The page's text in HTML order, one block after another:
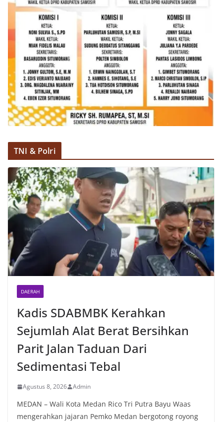
TNI & Polri
DAERAH
Kadis SDABMBK Kerahkan
Sejumlah Alat Berat Bersihkan
Parit Jalan Taduan Dari
Sedimentasi Tebal
Agustus 8, 2026 Admin
MEDAN – Wali Kota Medan Rico Tri Putra Bayu Waas
mengerahkan jajaran Pemko Medan bergotong royong